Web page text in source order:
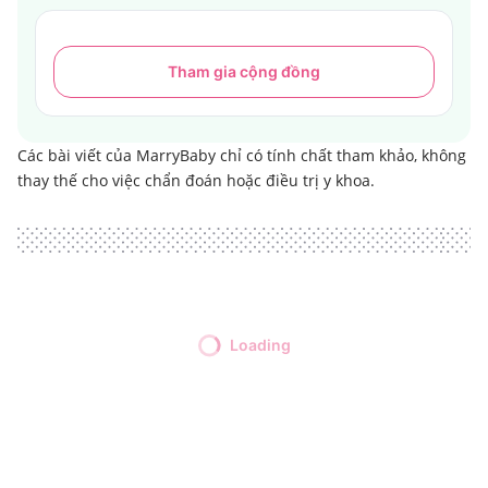
Tham gia cộng đồng
Các bài viết của MarryBaby chỉ có tính chất tham khảo, không
thay thế cho việc chẩn đoán hoặc điều trị y khoa.
Loading